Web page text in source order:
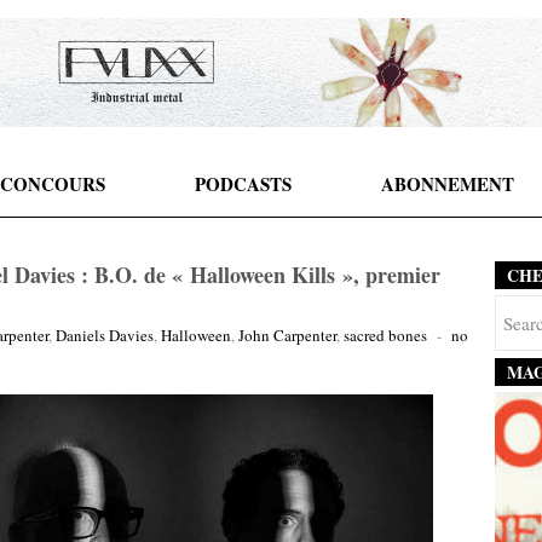
CONCOURS PODCASTS ABONNEMENT
: B.O. de « Halloween Kills », premier
,Daniels Davies,Halloween,John Carpenter,sacred bones - no